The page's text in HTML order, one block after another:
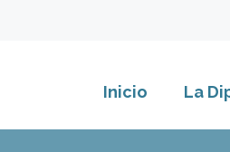
Inicio La